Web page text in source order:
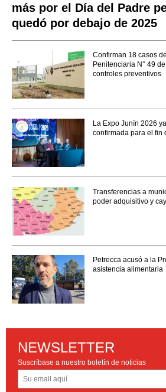
más por el Día del Padre
quedó por debajo de 2025
Confirman 18 casos
Penitenciaria N° 49
controles preventivos
La Expo Junín 2026
confirmada para el fin
Transferencias a
poder adquisitivo y
Petrecca acusó a la
asistencia alimentaria
NEWSLETTER
Suscríbase a nuestro boletín de noticias